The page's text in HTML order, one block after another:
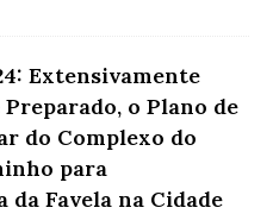
Extensivamente
o Plano de
do Complexo do
para
Favela na Cidade